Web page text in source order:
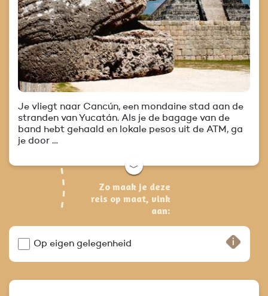
Je vliegt naar Cancún, een mondaine stad aan de
stranden van Yucatán. Als je de bagage van de
band hebt gehaald en lokale pesos uit de ATM, ga
je door …
﹀
Zo maak je deze
reis op maat, vink
aan:
Op eigen gelegenheid